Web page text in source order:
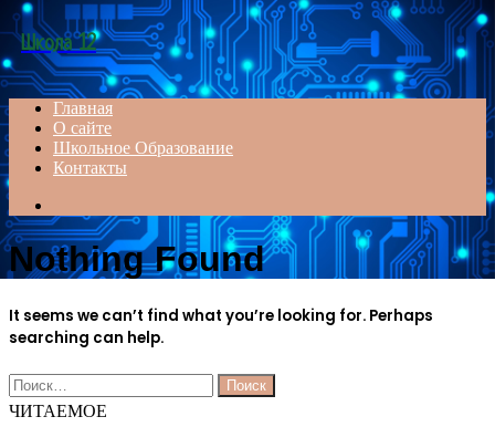
Menu
Школа 12
Главная
О сайте
Школьное Образование
Контакты
for
Nothing Found
It seems we can’t find what you’re looking for. Perhaps
searching can help.
Найти:
ЧИТАЕМОЕ